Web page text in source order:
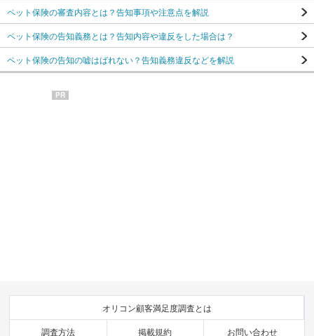
ペット保険の審査内容とは？告知事項や注意点を解説
ペット保険の告知義務とは？告知内容や違反をした場合は？
ペット保険の告知の嘘はばれない？告知義務違反などを解説
PR
オリコン顧客満足度調査とは
調査方法 掲載規約 お問い合わせ